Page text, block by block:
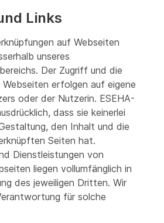
Links
auf Webseiten
unseres
Der Zugriff und die
erfolgen auf eigene
oder der Nutzerin. ESEHA-
dass sie keinerlei
den Inhalt und die
Seiten hat.
Dienstleistungen von
liegen vollumfänglich in
des jeweiligen Dritten. Wir
für solche